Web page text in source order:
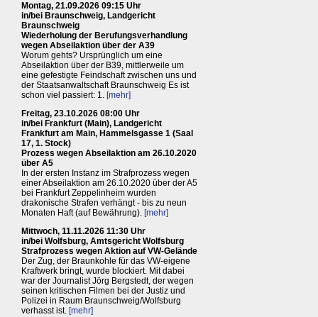
Montag, 21.09.2026 09:15 Uhr
in/bei Braunschweig, Landgericht
Braunschweig
Wiederholung der Berufungsverhandlung
wegen Abseilaktion über der A39
Worum gehts? Ursprünglich um eine
Abseilaktion über der B39, mittlerweile um
eine gefestigte Feindschaft zwischen uns und
der Staatsanwaltschaft Braunschweig Es ist
schon viel passiert: 1. [mehr]
Freitag, 23.10.2026 08:00 Uhr
in/bei Frankfurt (Main), Landgericht
Frankfurt am Main, Hammelsgasse 1 (Saal
17, 1. Stock)
Prozess wegen Abseilaktion am 26.10.2020
über A5
In der ersten Instanz im Strafprozess wegen
einer Abseilaktion am 26.10.2020 über der A5
bei Frankfurt Zeppelinheim wurden
drakonische Strafen verhängt - bis zu neun
Monaten Haft (auf Bewährung). [mehr]
Mittwoch, 11.11.2026 11:30 Uhr
in/bei Wolfsburg, Amtsgericht Wolfsburg
Strafprozess wegen Aktion auf VW-Gelände
Der Zug, der Braunkohle für das VW-eigene
Kraftwerk bringt, wurde blockiert. Mit dabei
war der Journalist Jörg Bergstedt, der wegen
seinen kritischen Filmen bei der Justiz und
Polizei in Raum Braunschweig/Wolfsburg
verhasst ist. [mehr]